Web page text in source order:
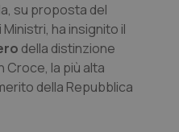
su proposta del
ha insignito il
della distinzione
Croce, la più alta
della Repubblica